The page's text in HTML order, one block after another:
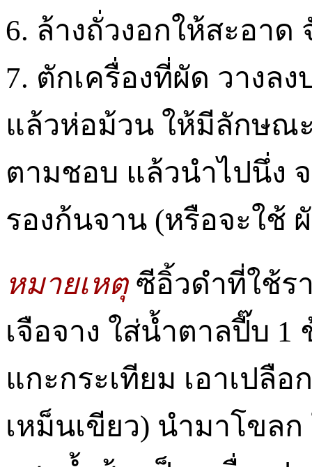
6. ล้างถั่วงอกให้สะอาด
7. ตักเครื่องที่ผัด วางล
แล้วห่อม้วน ให้มีลักษณ
ตามชอบ แล้วนำไปนึ่ง
รองก้นจาน (หรือจะใช้
หมายเหตุ ซีอิ้วดำที่ใช้ร
เจือจาง ใส่น้ำตาลปี๊บ
แกะกระเทียม เอาเปลื
เหม็นเขียว) นำมาโขลก